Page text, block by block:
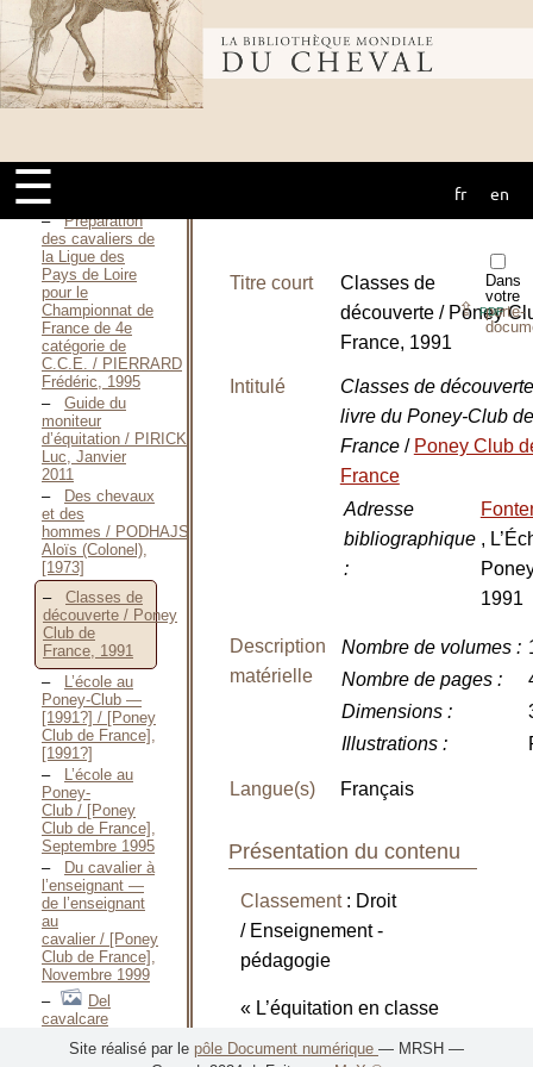
Bibliothèque
mondiale du
cheval
☰ fr en
programs on
perceived
professional
development
outcomes / PENTECOST
Leigh Anne,
l’équitation de
sensation / PERSYN
Hélène, 2006
Préparation
des cavaliers de
la Ligue des
Pays de Loire
pour le
Championnat de
France de 4e
catégorie de
C.C.E. / PIERRARD
Frédéric, 1995
Guide du
moniteur
d’équitation / PIRICK
Luc, Janvier
2011
Des chevaux
et des
hommes / PODHAJSKY
Aloïs (Colonel),
[1973]
Classes de
découverte / Poney
Club de
France, 1991
L’école au
Poney-Club —
[1991?] / [Poney
Club de France],
[1991?]
L’école au
Poney-
Club / [Poney
Club de France],
Septembre 1995
Du cavalier à
l’enseignant —
de l’enseignant
au
cavalier / [Poney
Club de France],
Novembre 1999
Del
cavalcare
critico-
Dans
votre
porte-
⇪PDF
Titre court
Classes de
découverte / Poney
France, 1991
Intitulé
Classes de
livre du Poney-Club de
France / Poney Club
France
Adresse
bibliographique
:
,
1991
Description
matérielle
Nombre de volumes:
Nombre de pages:
Dimensions:
Illustrations:
Langue(s) Français
Présentation du contenu
Classement: Droit
/ Enseignement -
pédagogie
« L’équitation en classe
Site réalisé par le pôle Document numérique — MRSH —